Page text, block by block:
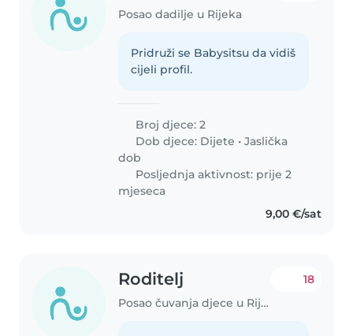
Posao dadilje u Rijeka
Pridruži se Babysitsu da vidiš
cijeli profil.
Broj djece: 2
Dob djece: Dijete •Jaslička
dob
Posljednja aktivnost: prije 2
mjeseca
9,00 €/sat
Roditelj
Posao čuvanja djece u Rijeka
18